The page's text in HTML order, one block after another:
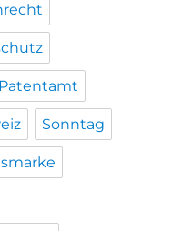
Patentamt
Sonntag